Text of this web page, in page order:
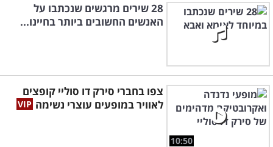
28 שירים מרגשים שנכתבו על
האנשים החשובים ביותר בחיינו...
10:50
צפו בחברי סירק דו סוליי קופצים
לאוויר במופעים עוצרי נשימה